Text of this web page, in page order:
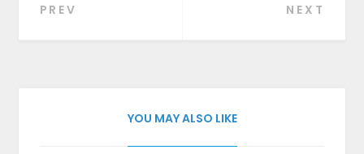
Beitragsnavigation
PREV NEXT
YOU MAY ALSO LIKE